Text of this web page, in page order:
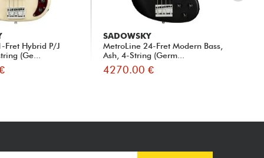
Fret Hybrid P/J
(Ge...
SADOWSKY
MetroLine 24-Fret Modern Bass,
Ash, 4-String (Germ...
4270.00 €